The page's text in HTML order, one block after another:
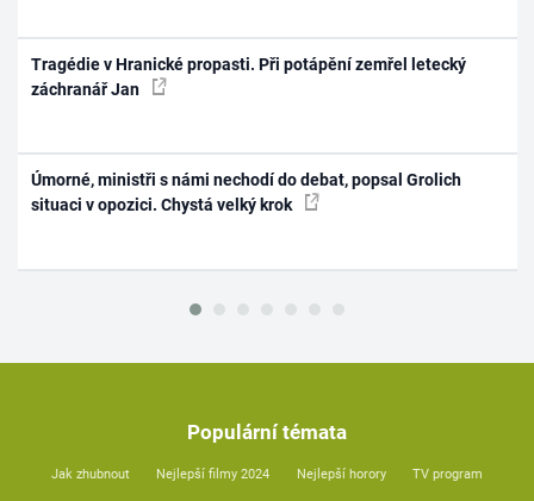
Tragédie v Hranické propasti. Při potápění zemřel letecký
záchranář Jan
Úmorné, ministři s námi nechodí do debat, popsal Grolich
situaci v opozici. Chystá velký krok
Populární témata
Jak zhubnout Nejlepší filmy 2024 Nejlepší horory TV program